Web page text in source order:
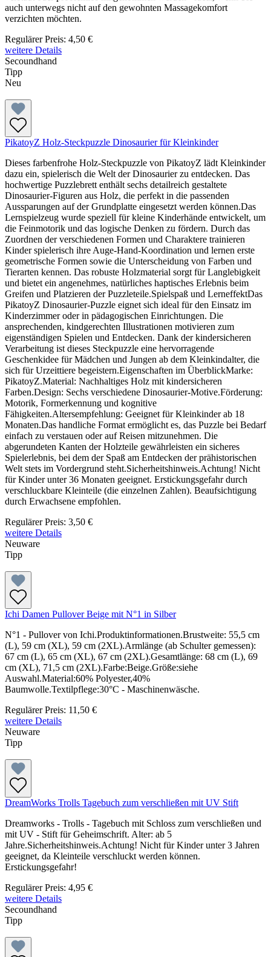
auch unterwegs nicht auf den gewohnten Massagekomfort
verzichten möchten.
Regulärer Preis: 4,50 €
weitere Details
Secoundhand
Tipp
Neu
PikatoyZ Holz-Steckpuzzle Dinosaurier für Kleinkinder
Dieses farbenfrohe Holz-Steckpuzzle von PikatoyZ lädt Kleinkinder
dazu ein, spielerisch die Welt der Dinosaurier zu entdecken. Das
hochwertige Puzzlebrett enthält sechs detailreich gestaltete
Dinosaurier-Figuren aus Holz, die perfekt in die passenden
Aussparungen auf der Grundplatte eingesetzt werden können.Das
Lernspielzeug wurde speziell für kleine Kinderhände entwickelt, um
die Feinmotorik und das logische Denken zu fördern. Durch das
Zuordnen der verschiedenen Formen und Charaktere trainieren
Kinder spielerisch ihre Auge-Hand-Koordination und lernen erste
geometrische Formen sowie die Unterscheidung von Farben und
Tierarten kennen. Das robuste Holzmaterial sorgt für Langlebigkeit
und bietet ein angenehmes, natürliches haptisches Erlebnis beim
Greifen und Platzieren der Puzzleteile.Spielspaß und LerneffektDas
PikatoyZ Dinosaurier-Puzzle eignet sich ideal für den Einsatz im
Kinderzimmer oder in pädagogischen Einrichtungen. Die
ansprechenden, kindgerechten Illustrationen motivieren zum
eigenständigen Spielen und Entdecken. Dank der kindersicheren
Verarbeitung ist dieses Steckpuzzle eine hervorragende
Geschenkidee für Mädchen und Jungen ab dem Kleinkindalter, die
sich für Urzeittiere begeistern.Eigenschaften im ÜberblickMarke:
PikatoyZ.Material: Nachhaltiges Holz mit kindersicheren
Farben.Design: Sechs verschiedene Dinosaurier-Motive.Förderung:
Motorik, Formerkennung und kognitive
Fähigkeiten.Altersempfehlung: Geeignet für Kleinkinder ab 18
Monaten.Das handliche Format ermöglicht es, das Puzzle bei Bedarf
einfach zu verstauen oder auf Reisen mitzunehmen. Die
abgerundeten Kanten der Holzteile gewährleisten ein sicheres
Spielerlebnis, bei dem der Spaß am Entdecken der prähistorischen
Welt stets im Vordergrund steht.Sicherheitshinweis.Achtung! Nicht
für Kinder unter 36 Monaten geeignet. Erstickungsgefahr durch
verschluckbare Kleinteile (die einzelnen Zahlen). Beaufsichtigung
durch Erwachsene empfohlen.
Regulärer Preis: 3,50 €
weitere Details
Neuware
Tipp
Ichi Damen Pullover Beige mit N°1 in Silber
N°1 - Pullover von Ichi.Produktinformationen.Brustweite: 55,5 cm
(L), 59 cm (XL), 59 cm (2XL).Armlänge (ab Schulter gemessen):
67 cm (L), 65 cm (XL), 67 cm (2XL).Gesamtlänge: 68 cm (L), 69
cm (XL), 71,5 cm (2XL).Farbe:Beige.Größe:siehe
Auswahl.Material:60% Polyester,40%
Baumwolle.Textilpflege:30°C - Maschinenwäsche.
Regulärer Preis: 11,50 €
weitere Details
Neuware
Tipp
DreamWorks Trolls Tagebuch zum verschließen mit UV Stift
Dreamworks - Trolls - Tagebuch mit Schloss zum verschließen und
mit UV - Stift für Geheimschrift. Alter: ab 5
Jahre.Sicherheitshinweis.Achtung! Nicht für Kinder unter 3 Jahren
geeignet, da Kleinteile verschluckt werden können.
Erstickungsgefahr!
Regulärer Preis: 4,95 €
weitere Details
Secoundhand
Tipp